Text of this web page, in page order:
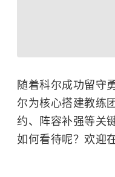
随着科尔成功留守
尔为核心搭建教练
约、阵容补强等关
如何看待呢？欢迎